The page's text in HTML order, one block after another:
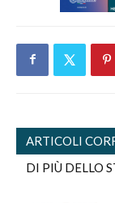
ARTICOLI
DI PIÙ DELLO